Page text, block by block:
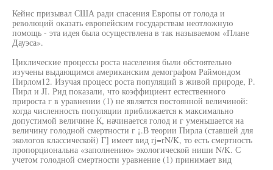
Кейнс призывал США ради спасения Европы от голода и
революций оказать европейским государствам неотложную
помощь - эта идея была осуществлена в так называемом «Плане
Дауэса».
Циклические процессы роста населения были обстоятельно
изучены выдающимся американским демографом Раймондом
Пирлом12. Изучая процесс роста популяций в живой природе, Р.
Пирл и JI. Рид показали, что коэффициент естественного
прироста г в уравнении (1) не является постоянной величиной:
когда численность популяции приближается к максимально
допустимой величине К, начинается голод и г уменьшается на
величину голодной смертности г ¡.В теории Пирла (ставшей для
экологов классической) Г] имеет вид rj=rN/K, то есть смертность
пропорциональна «заполнению» экологической ниши N/K. С
учетом голодной смертности уравнение (1) принимает вид